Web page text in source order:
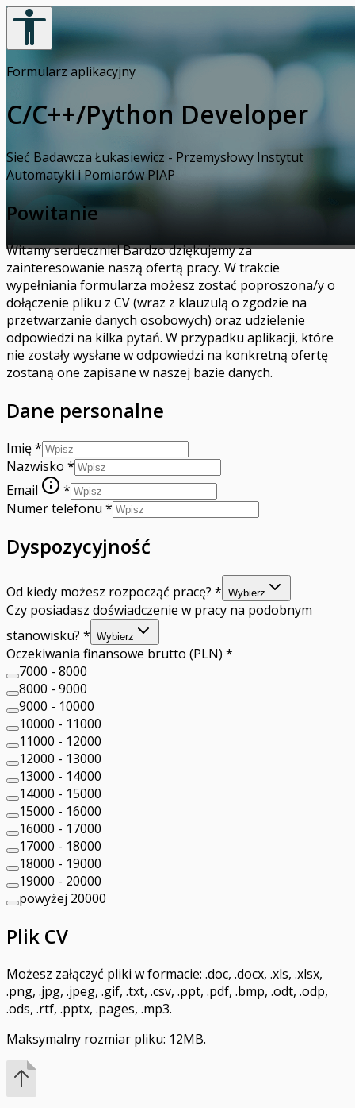
Formularz aplikacyjny
C/C++/Python Developer
Sieć Badawcza Łukasiewicz - Przemysłowy Instytut
Automatyki i Pomiarów PIAP
Powitanie
Witamy serdecznie! Bardzo dziękujemy za
zainteresowanie naszą ofertą pracy. W trakcie
wypełniania formularza możesz zostać poproszona/y o
dołączenie pliku z CV (wraz z klauzulą o zgodzie na
przetwarzanie danych osobowych) oraz udzielenie
odpowiedzi na kilka pytań. W przypadku aplikacji, które
nie zostały wysłane w odpowiedzi na konkretną ofertę
zostaną one zapisane w naszej bazie danych.
Dane personalne
Imię*
Nazwisko *
Email
*
Numer telefonu *
Dyspozycyjność
Od kiedy możesz rozpocząć pracę? * Wybierz
Czy posiadasz doświadczenie w pracy na podobnym
stanowisku? * Wybierz
Oczekiwania finansowe brutto (PLN) *
7000 - 8000
8000 - 9000
9000 - 10000
10000 - 11000
11000 - 12000
12000 - 13000
13000 - 14000
14000 - 15000
15000 - 16000
16000 - 17000
17000 - 18000
18000 - 19000
19000 - 20000
powyżej 20000
Plik CV
Możesz załączyć pliki w formacie: .doc, .docx, .xls, .xlsx,
.png, .jpg, .jpeg, .gif, .txt, .csv, .ppt, .pdf, .bmp, .odt, .odp,
.ods, .rtf, .pptx, .pages, .mp3.
Maksymalny rozmiar pliku: 12MB.